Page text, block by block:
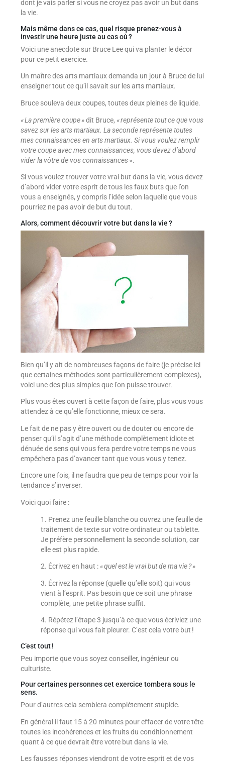
dont je vais parler si vous ne croyez pas avoir un but dans
la vie.
Mais même dans ce cas, quel risque prenez-vous à
investir une heure juste au cas où ?
Voici une anecdote sur Bruce Lee qui va planter le décor
pour ce petit exercice.
Un maître des arts martiaux demanda un jour à Bruce de lui
enseigner tout ce qu’il savait sur les arts martiaux.
Bruce souleva deux coupes, toutes deux pleines de liquide.
« La première coupe »dit Bruce, « représente tout ce que vous
savez sur les arts martiaux. La seconde représente toutes
mes connaissances en arts martiaux. Si vous voulez remplir
votre coupe avec mes connaissances, vous devez d’abord
vider la vôtre de vos connaissances».
Si vous voulez trouver votre vrai but dans la vie, vous devez
d’abord vider votre esprit de tous les faux buts que l’on
vous a enseignés, y compris l’idée selon laquelle que vous
pourriez ne pas avoir de but du tout.
Alors, comment découvrir votre but dans la vie ?
Bien qu’il y ait de nombreuses façons de faire (je précise ici
que certaines méthodes sont particulièrement complexes),
voici une des plus simples que l’on puisse trouver.
Plus vous êtes ouvert à cette façon de faire, plus vous vous
attendez à ce qu’elle fonctionne, mieux ce sera.
Le fait de ne pas y être ouvert ou de douter ou encore de
penser qu’il s’agit d’une méthode complètement idiote et
dénuée de sens qui vous fera perdre votre temps ne vous
empêchera pas d’avancer tant que vous vous y tenez.
Encore une fois, il ne faudra que peu de temps pour voir la
tendance s’inverser.
Voici quoi faire :
1. Prenez une feuille blanche ou ouvrez une feuille de
traitement de texte sur votre ordinateur ou tablette.
Je préfère personnellement la seconde solution, car
elle est plus rapide.
2. Écrivez en haut :« quel est le vrai but de ma vie ? »
3. Écrivez la réponse (quelle qu’elle soit) qui vous
vient à l’esprit. Pas besoin que ce soit une phrase
complète, une petite phrase suffit.
4. Répétez l’étape 3 jusqu’à ce que vous écriviez une
réponse qui vous fait pleurer. C’est cela votre but !
C’est tout !
Peu importe que vous soyez conseiller, ingénieur ou
culturiste.
Pour certaines personnes cet exercice tombera sous le
sens.
Pour d’autres cela semblera complètement stupide.
En général il faut 15 à 20 minutes pour effacer de votre tête
toutes les incohérences et les fruits du conditionnement
quant à ce que devrait être votre but dans la vie.
Les fausses réponses viendront de votre esprit et de vos